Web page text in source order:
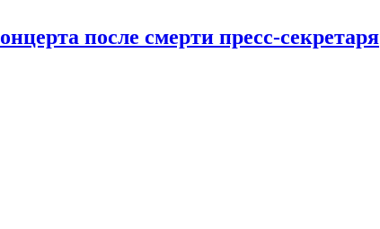
после смерти пресс-секретаря